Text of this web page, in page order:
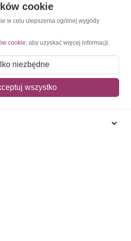
cookie
w celu ulepszenia ogólnej wygody
cookie, aby uzyskać więcej informacji.
niezbędne
wszystko